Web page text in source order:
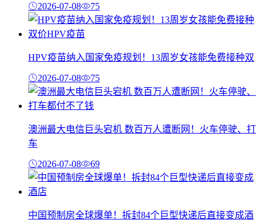
2026-07-08 75
HPV疫苗纳入国家免疫规划！13周岁女孩能免费接种双
2026-07-08 75
澳洲最大电信巨头宕机 数百万人遭断网！火车停驶、打
车
2026-07-08 69
中国预制房全球爆单！拆封84个巨型快递后直接变成酒